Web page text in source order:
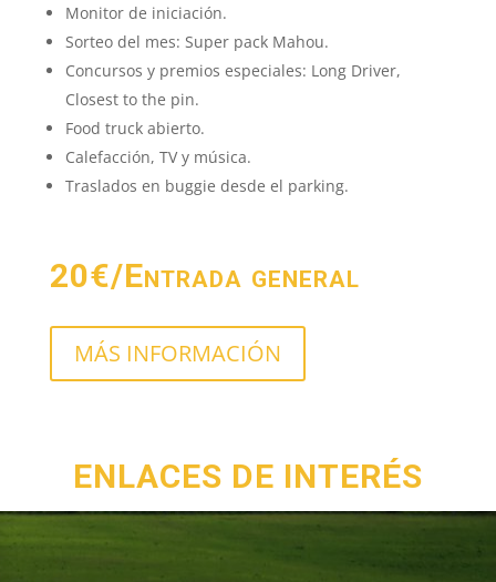
Monitor de iniciación.
Sorteo del mes: Super pack Mahou.
Concursos y premios especiales: Long Driver,
Closest to the pin.
Food truck abierto.
Calefacción, TV y música.
Traslados en buggie desde el parking.
20€/Entrada general
MÁS INFORMACIÓN
ENLACES DE INTERÉS